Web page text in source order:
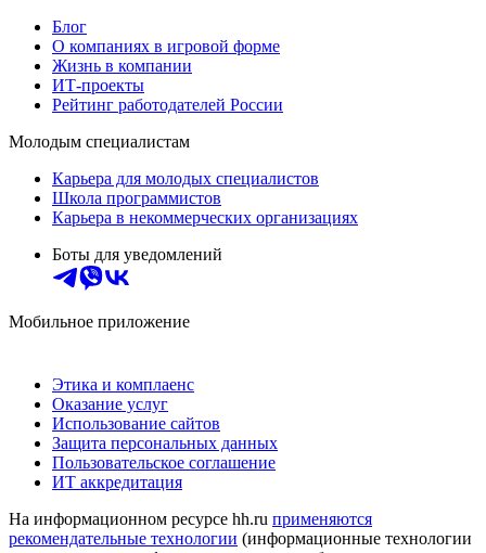
Блог
О компаниях в игровой форме
Жизнь в компании
ИТ-проекты
Рейтинг работодателей России
Молодым специалистам
Карьера для молодых специалистов
Школа программистов
Карьера в некоммерческих организациях
Боты для уведомлений
Мобильное приложение
Этика и комплаенс
Оказание услуг
Использование сайтов
Защита персональных данных
Пользовательское соглашение
ИТ аккредитация
На информационном ресурсе hh.ru применяются
рекомендательные технологии (информационные технологии